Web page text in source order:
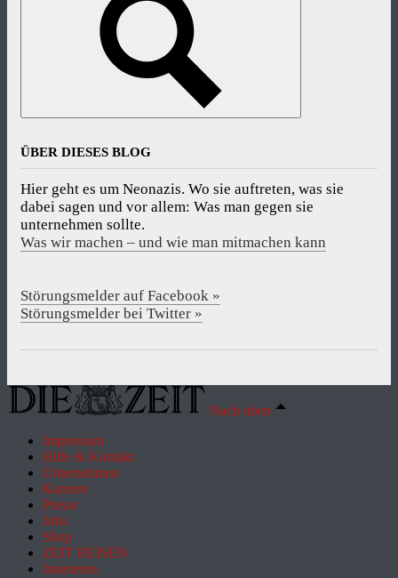
ÜBER DIESES BLOG
Hier geht es um Neonazis. Wo sie auftreten, was sie
dabei sagen und vor allem: Was man gegen sie
unternehmen sollte.
Was wir machen – und wie man mitmachen kann
Störungsmelder auf Facebook »
Störungsmelder bei Twitter »
Nach oben
Impressum
Hilfe & Kontakt
Unternehmen
Karriere
Presse
Jobs
Shop
ZEIT REISEN
Inserieren